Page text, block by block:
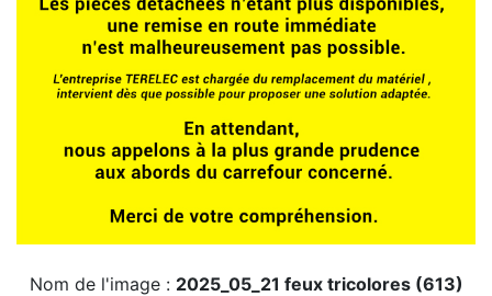
Nom de l'image : 2025_05_21 feux tricolores (613)